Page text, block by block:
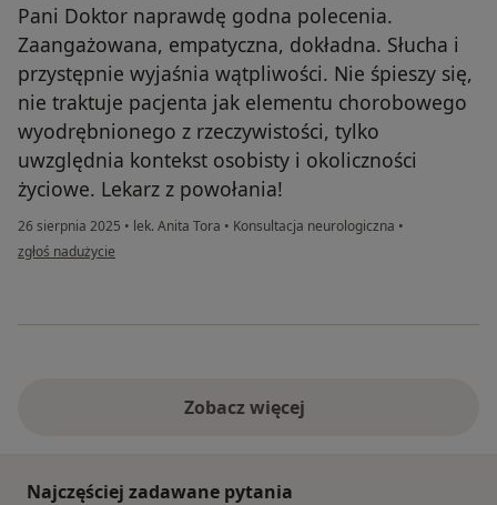
Pani Doktor naprawdę godna polecenia.
Zaangażowana, empatyczna, dokładna. Słucha i
przystępnie wyjaśnia wątpliwości. Nie śpieszy się,
nie traktuje pacjenta jak elementu chorobowego
wyodrębnionego z rzeczywistości, tylko
uwzględnia kontekst osobisty i okoliczności
życiowe. Lekarz z powołania!
26 sierpnia 2025 • lek. Anita Tora • Konsultacja neurologiczna •
w opinii użytkownika MH
zgłoś nadużycie
Zobacz więcej
Najczęściej zadawane pytania